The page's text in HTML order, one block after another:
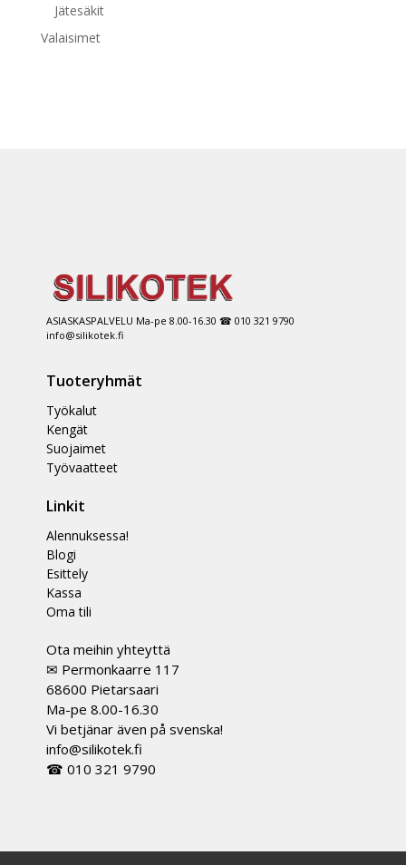
Jätesäkit
Valaisimet
ASIASKASPALVELU Ma-pe 8.00-16.30 ☎ 010 321 9790
info@silikotek.fi
Tuoteryhmät
Työkalut
Kengät
Suojaimet
Työvaatteet
Linkit
Alennuksessa!
Blogi
Esittely
Kassa
Oma tili
Ota meihin yhteyttä
✉ Permonkaarre 117
68600 Pietarsaari
Ma-pe 8.00-16.30
Vi betjänar även på svenska!
info@silikotek.fi
☎ 010 321 9790